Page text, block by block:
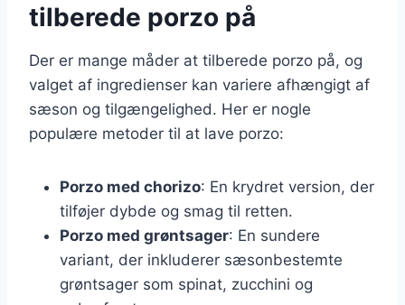
tilberede porzo på
Der er mange måder at tilberede porzo på, og
valget af ingredienser kan variere afhængigt af
sæson og tilgængelighed. Her er nogle
populære metoder til at lave porzo:
Porzo med chorizo: En krydret version, der
tilføjer dybde og smag til retten.
Porzo med grøntsager: En sundere
variant, der inkluderer sæsonbestemte
grøntsager som spinat, zucchini og